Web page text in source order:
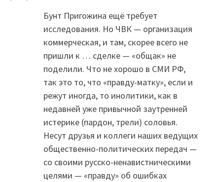
Бунт Пригожина ещё требует
исследования. Но ЧВК — организация
коммерческая, и там, скорее всего не
пришли к … сделке — «общак» не
поделили. Что не хорошо в СМИ РФ,
так это то, что «правду-матку», если и
режут иногда, то инолитики, как в
недавней уже привычной заутренней
истерике (пардон, трели) соловья.
Несут друзья и коллеги наших ведущих
общественно-политических передач —
со своими русско-ненавистническими
целями — «правду» об ошибках